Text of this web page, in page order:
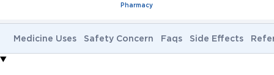
Pharmacy
Medicine Uses Safety Concern Faqs Side Effects